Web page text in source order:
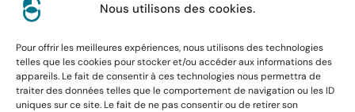
Nous utilisons des cookies.
Pour offrir les meilleures expériences, nous utilisons des technologies
telles que les cookies pour stocker et/ou accéder aux informations des
appareils. Le fait de consentir à ces technologies nous permettra de
traiter des données telles que le comportement de navigation ou les ID
uniques sur ce site. Le fait de ne pas consentir ou de retirer son
Rennes Bordeaux
Paris
Toulouse
Brest Caen